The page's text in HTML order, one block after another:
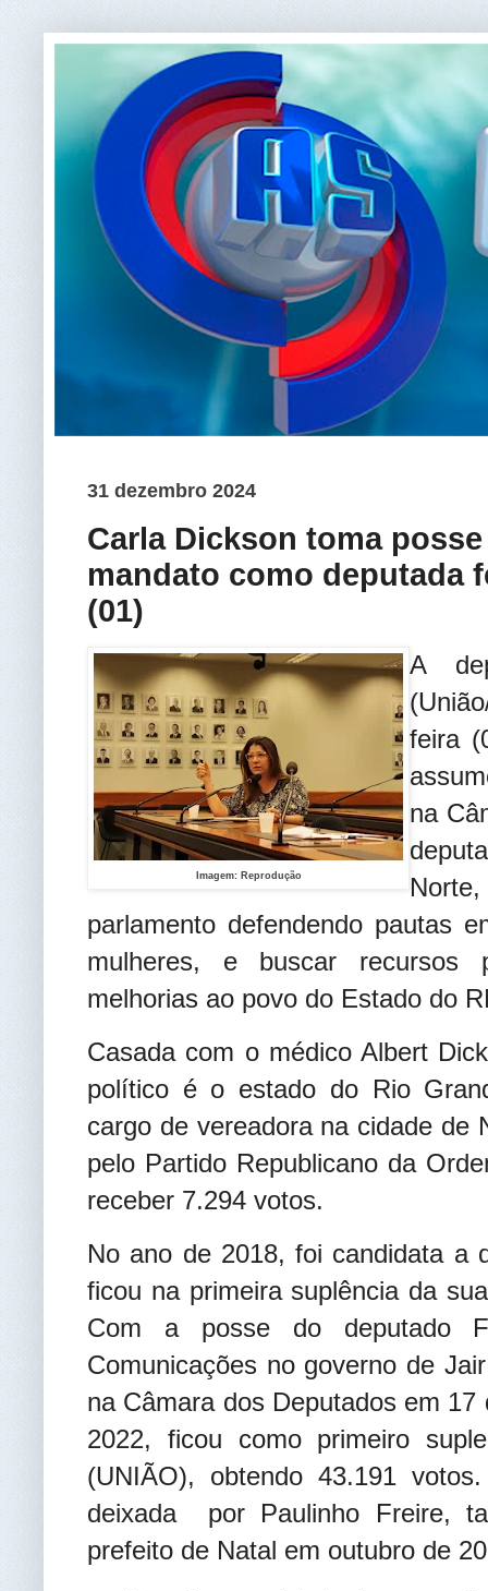
31 dezembro 2024
Carla Dickson toma
mandato como deputada
(01)
Imagem: Reprodução
A
feira
na
parlamento defendendo pautas
mulheres, e buscar recursos
melhorias ao povo do Estado do
Casada com o médico Albert
político é o estado do Rio
cargo de vereadora na cidade de
pelo Partido Republicano da
receber 7.294 votos.
No ano de 2018, foi candidata a
ficou na primeira suplência da
Com a posse do deputado
Comunicações no governo de
na Câmara dos Deputados em
2022, ficou como primeiro
(UNIÃO), obtendo 43.191
deixada por Paulinho Freire,
prefeito de Natal em outubro de